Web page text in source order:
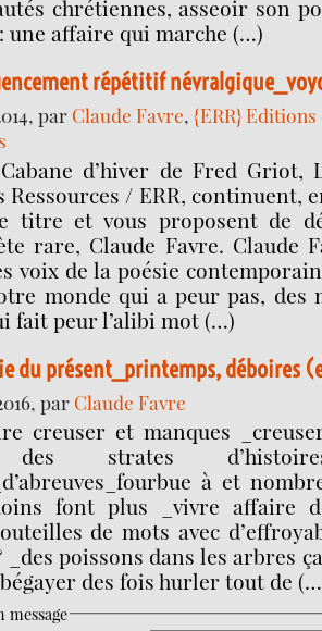
chrétiennes, asseoir son
une affaire qui marche (…)
répétitif
par Claude Favre,{ERR} Editions
d’hiver de Fred Griot,
Ressources / ERR, continuent,
titre et vous proposent de
rare, Claude Favre. Claude
voix de la poésie
monde qui a peur pas, des
fait peur l’alibi mot (…)
du présent_printemps, déboires
par Claude Favre
creuser et manques
des strates
à et
font plus _vivre affaire
de mots avec
_des poissons dans les arbres
bégayer des fois hurler tout de
message